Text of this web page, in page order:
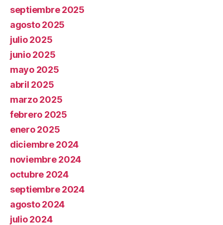
septiembre 2025
agosto 2025
julio 2025
junio 2025
mayo 2025
abril 2025
marzo 2025
febrero 2025
enero 2025
diciembre 2024
noviembre 2024
octubre 2024
septiembre 2024
agosto 2024
julio 2024